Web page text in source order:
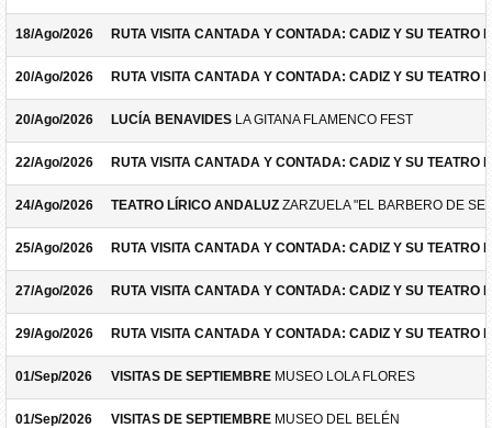
18/Ago/2026 RUTA VISITA CANTADA Y CONTADA: CADIZ Y SU TEATRO
20/Ago/2026 RUTA VISITA CANTADA Y CONTADA: CADIZ Y SU TEATRO
20/Ago/2026 LUCÍA BENAVIDES LA GITANA FLAMENCO FEST
22/Ago/2026 RUTA VISITA CANTADA Y CONTADA: CADIZ Y SU TEATRO
24/Ago/2026 TEATRO LÍRICO ANDALUZ ZARZUELA "EL BARBERO DE
25/Ago/2026 RUTA VISITA CANTADA Y CONTADA: CADIZ Y SU TEATRO
27/Ago/2026 RUTA VISITA CANTADA Y CONTADA: CADIZ Y SU TEATRO
29/Ago/2026 RUTA VISITA CANTADA Y CONTADA: CADIZ Y SU TEATRO
01/Sep/2026 VISITAS DE SEPTIEMBRE MUSEO LOLA FLORES
01/Sep/2026 VISITAS DE SEPTIEMBRE MUSEO DEL BELÉN